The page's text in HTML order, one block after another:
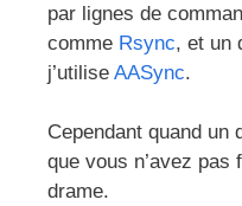
par lignes de
comme Rsync, et un
j’utilise AASync.
Cependant quand un
que vous n’avez pas
drame.